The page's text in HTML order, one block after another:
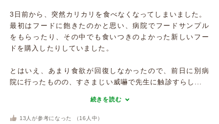
3日前から、突然カリカリを食べなくなってしまいました。
最初はフードに飽きたのかと思い、病院でフードサンプル
をもらったり、その中でも食いつきのよかった新しいフー
ドを購入したりしていました。
とはいえ、あまり食欲が回復しなかったので、前日に別病
院に行ったものの、すさまじい威嚇で先生に触診すらし...
続きを読む
13 人が参考になった （ 16 人中）